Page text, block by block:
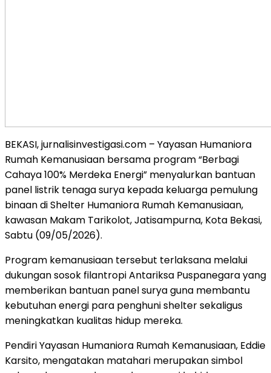
BEKASI, jurnalisinvestigasi.com – Yayasan Humaniora
Rumah Kemanusiaan bersama program “Berbagi
Cahaya 100% Merdeka Energi” menyalurkan bantuan
panel listrik tenaga surya kepada keluarga pemulung
binaan di Shelter Humaniora Rumah Kemanusiaan,
kawasan Makam Tarikolot, Jatisampurna, Kota Bekasi,
Sabtu (09/05/2026).
Program kemanusiaan tersebut terlaksana melalui
dukungan sosok filantropi Antariksa Puspanegara yang
memberikan bantuan panel surya guna membantu
kebutuhan energi para penghuni shelter sekaligus
meningkatkan kualitas hidup mereka.
Pendiri Yayasan Humaniora Rumah Kemanusiaan, Eddie
Karsito, mengatakan matahari merupakan simbol